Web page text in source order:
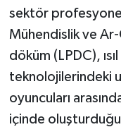
sektör
Mühendislik ve Ar-
döküm (LPDC),
teknolojilerindeki
oyuncuları
içinde